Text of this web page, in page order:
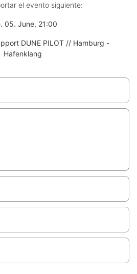
el evento siguiente:
05. June, 21:00
DUNE PILOT // Hamburg -
Hafenklang